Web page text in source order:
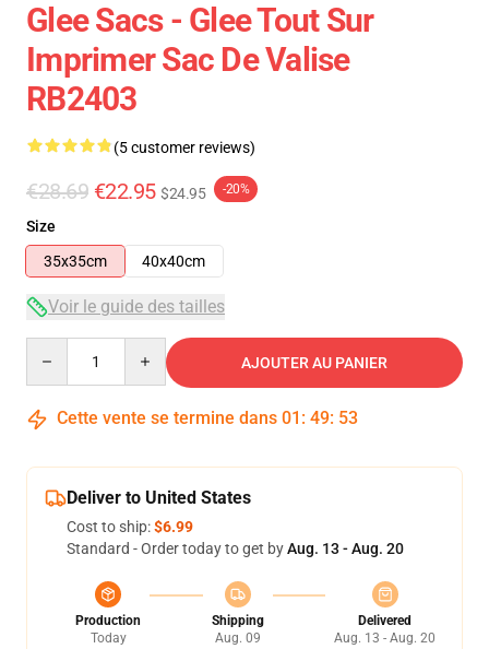
Glee Sacs - Glee Tout Sur
Imprimer Sac De Valise
RB2403
(5 customer reviews)
€28.69 €22.95 $24.95 -20%
Size
35x35cm
40x40cm
Voir le guide des tailles
AJOUTER AU PANIER
Cette vente se termine dans 01 : 49: 52
Deliver to United States
Cost to ship:$6.99
Standard - Order today to get byAug. 13 - Aug. 20
Production
Today
Shipping
Aug. 09
Delivered
Aug. 13 - Aug. 20